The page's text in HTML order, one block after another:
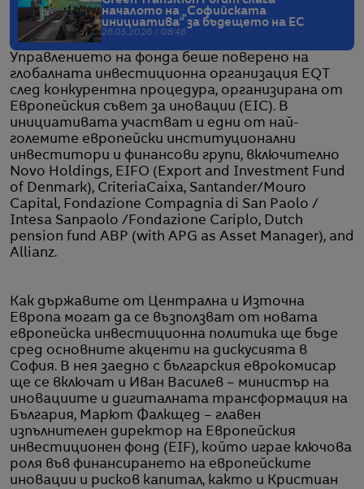
началото на „Софийската
инициатива“ за бъдещето на ЕС
26.05.2026 / 08:46
Управлението на фонда беше поверено на
глобалната инвестиционна организация EQT
след конкурентна процедура, организирана от
Европейския съвет за иновации (EIC). В
инициативата участват и едни от най-
големите европейски институционални
инвеститори и финансови групи, включително
Novo Holdings, EIFO (Export and Investment Fund
of Denmark), CriteriaCaixa, Santander/Mouro
Capital, Fondazione Compagnia di San Paolo /
Intesa Sanpaolo /Fondazione Cariplo, Dutch
pension fund ABP (with APG as Asset Manager), and
Allianz.
Как държавите от Централна и Източна
Европа могат да се възползват от новата
европейска инвестиционна политика ще бъде
сред основните акценти на дискусията в
София. В нея заедно с българския еврокомисар
ще се включат и Иван Василев – министър на
иновациите и дигиталната трансформация на
България, Марют Фалкщед – главен
изпълнителен директор на Европейския
инвестиционен фонд (EIF), който играе ключова
роля във финансирането на европейските
иновации и рисков капитал, както и Кристиан